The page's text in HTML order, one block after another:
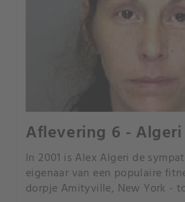
Aflevering 6 - Algeri
In 2001 is Alex Algeri de
eigenaar van een populaire
dorpje Amityville, New York -